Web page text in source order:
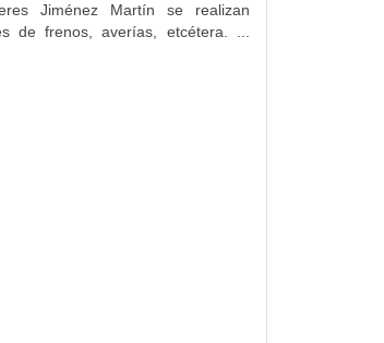
Jiménez Martín se realizan
de frenos, averías, etcétera. ...